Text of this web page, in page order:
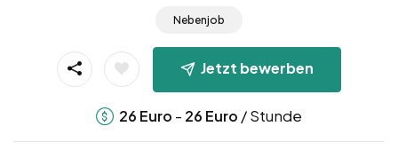
Nebenjob
Jetzt bewerben
26 Euro - 26 Euro / Stunde